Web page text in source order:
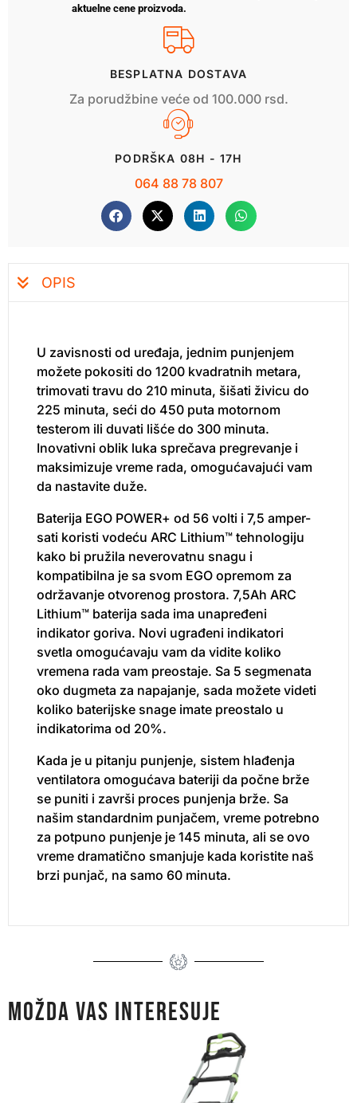
aktuelne cene proizvoda.
BESPLATNA DOSTAVA
Za porudžbine veće od 100.000 rsd.
PODRŠKA 08H - 17H
064 88 78 807
OPIS
U zavisnosti od uređaja, jednim punjenjem
možete pokositi do 1200 kvadratnih metara,
trimovati travu do 210 minuta, šišati živicu do
225 minuta, seći do 450 puta motornom
testerom ili duvati lišće do 300 minuta.
Inovativni oblik luka sprečava pregrevanje i
maksimizuje vreme rada, omogućavajući vam
da nastavite duže.
Baterija EGO POWER+ od 56 volti i 7,5 amper-
sati koristi vodeću ARC Lithium™ tehnologiju
kako bi pružila neverovatnu snagu i
kompatibilna je sa svom EGO opremom za
održavanje otvorenog prostora. 7,5Ah ARC
Lithium™ baterija sada ima unapređeni
indikator goriva. Novi ugrađeni indikatori
svetla omogućavaju vam da vidite koliko
vremena rada vam preostaje. Sa 5 segmenata
oko dugmeta za napajanje, sada možete videti
koliko baterijske snage imate preostalo u
indikatorima od 20%.
Kada je u pitanju punjenje, sistem hlađenja
ventilatora omogućava bateriji da počne brže
se puniti i završi proces punjenja brže. Sa
našim standardnim punjačem, vreme potrebno
za potpuno punjenje je 145 minuta, ali se ovo
vreme dramatično smanjuje kada koristite naš
brzi punjač, na samo 60 minuta.
MOŽDA VAS INTERESUJE